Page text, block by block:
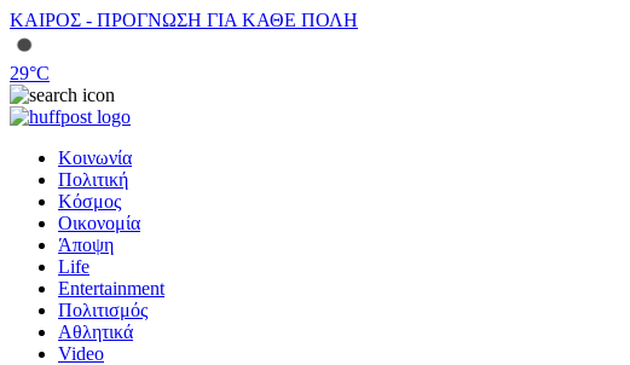
ΚΑΙΡΟΣ - ΠΡΟΓΝΩΣΗ ΓΙΑ ΚΑΘΕ ΠΟΛΗ
29°C
Κοινωνία
Πολιτική
Κόσμος
Οικονομία
Άποψη
Life
Entertainment
Πολιτισμός
Αθλητικά
Video